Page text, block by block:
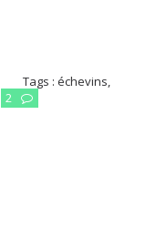
Tags :échevins,
2